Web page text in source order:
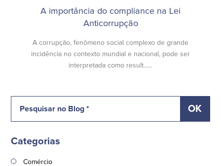
A importância do compliance na Lei
Anticorrupção
A corrupção, fenômeno social complexo de grande
incidência no contexto mundial e nacional, pode ser
interpretada como result......
Categorias
Comércio